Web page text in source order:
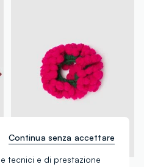
tecnici e di prestazione
Continua senza accettare